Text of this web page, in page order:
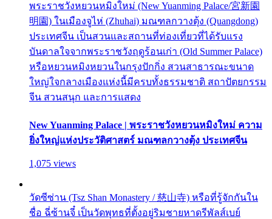
พระราชวังหยวนหมิงใหม่ (New Yuanming Palace/宮新園
明園) ในเมืองจูไห่ (Zhuhai) มณฑลกวางตุ้ง (Quangdong)
ประเทศจีน เป็นสวนและสถานที่ท่องเที่ยวที่ได้รับแรง
บันดาลใจจากพระราชวังฤดูร้อนเก่า (Old Summer Palace)
หรือหยวนหมิงหยวนในกรุงปักกิ่ง สวนสาธารณะขนาด
ใหญ่ใจกลางเมืองแห่งนี้มีครบทั้งธรรมชาติ สถาปัตยกรรม
จีน สวนสนุก และการแสดง
New Yuanming Palace | พระราชวังหยวนหมิงใหม่ ความ
ยิ่งใหญ่แห่งประวัติศาสตร์ มณฑลกวางตุ้ง ประเทศจีน
1,075 views
วัดซีซ่าน (Tsz Shan Monastery / 慈山寺) หรือที่รู้จักกันใน
ชื่อ ฉี่ซ้านจี๋ เป็นวัดพุทธที่ตั้งอยู่ริมชายหาดรีพัลส์เบย์